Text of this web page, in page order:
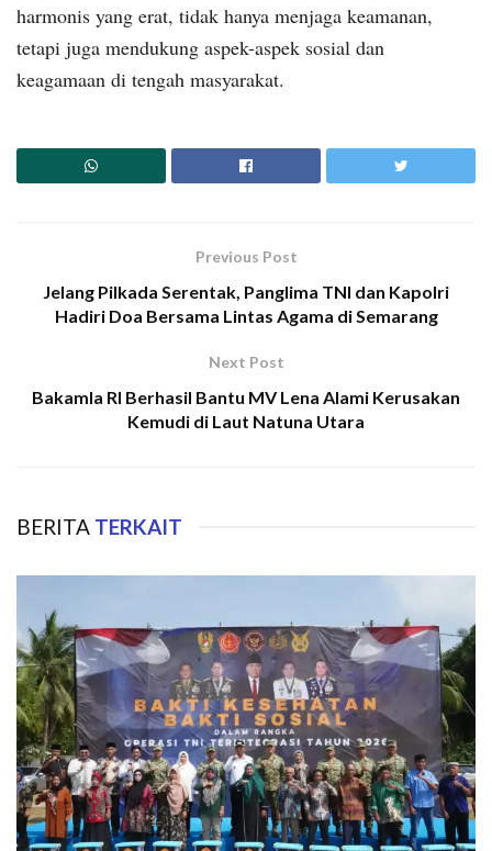
harmonis yang erat, tidak hanya menjaga keamanan,
tetapi juga mendukung aspek-aspek sosial dan
keagamaan di tengah masyarakat.
Previous Post
Jelang Pilkada Serentak, Panglima TNI dan Kapolri
Hadiri Doa Bersama Lintas Agama di Semarang
Next Post
Bakamla RI Berhasil Bantu MV Lena Alami Kerusakan
Kemudi di Laut Natuna Utara
BERITA TERKAIT